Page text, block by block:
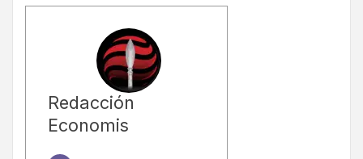
Redacción
Economis